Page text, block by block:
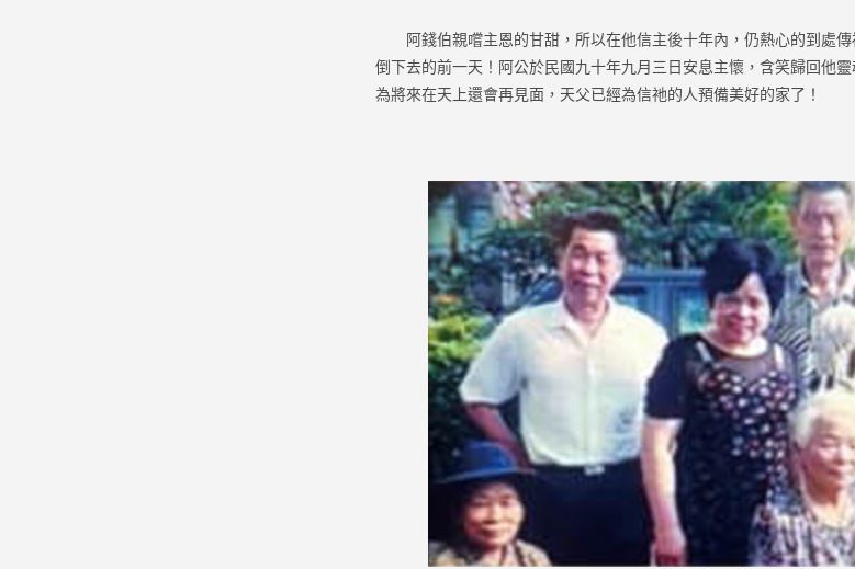
阿錢伯親嚐主恩的甘甜，所以在他信主後十年內，仍熱心的到處傳
倒下去的前一天！阿公於民國九十年九月三日安息主懷，含笑歸回他
為將來在天上還會再見面，天父已經為信祂的人預備美好的家了！